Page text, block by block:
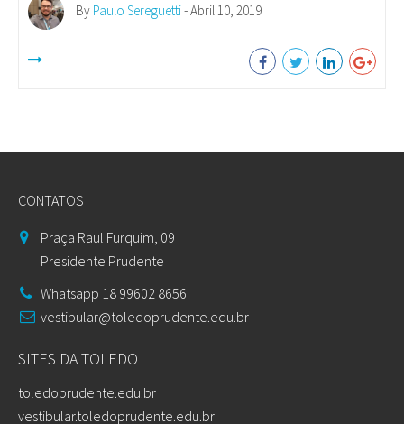
By Paulo Sereguetti- Abril 10, 2019
CONTATOS
Praça Raul Furquim, 09
Presidente Prudente
Whatsapp 18 99602 8656
vestibular@toledoprudente.edu.br
SITES DA TOLEDO
toledoprudente.edu.br
vestibular.toledoprudente.edu.br